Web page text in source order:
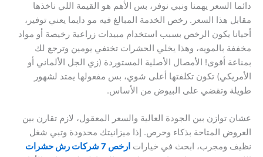
دائما السعر يهمنا ونبي نوفر، بس الأهم هو القيمة اللي ناخذها
مقابل هذا السعر. رخص الخدمة المبالغ فيه مو دايما يعني توفير،
أحيانا يكون الرخص بسبب استخدام مبيدات زراعية رخيصة أو مواد
مخففة بالمويه، وهذا يخلي الحشرات تختفي يومين وترجع لك
بمناعة أقوى! الأمصال الأصلية المستوردة (زي الجل الألماني أو
الأمريكي) تكون تكلفتها أعلى شوي، بس مفعولها يمتد لشهور
طويلة وتقضي على البيوض من الأساس.
عشان توازن بين الجودة العالية والسعر المعقول، لازم تقارن بين
العروض المتاحة بذكاء وحرص. إذا ميزانيتك محدودة وتبي شغل
نظيف ومجرب، ابحث في خيارات ارخص 7 شركات رش حشرات